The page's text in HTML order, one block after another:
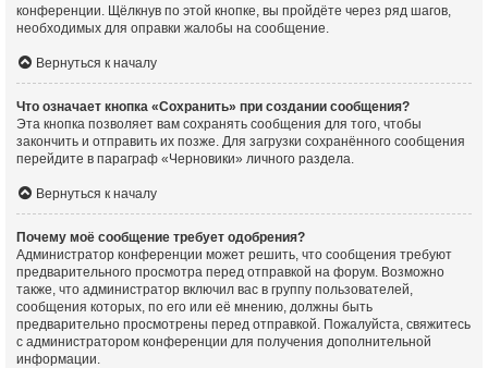
конференции. Щёлкнув по этой кнопке, вы пройдёте через ряд шагов,
необходимых для оправки жалобы на сообщение.
Вернуться к началу
Что означает кнопка «Сохранить» при создании сообщения?
Эта кнопка позволяет вам сохранять сообщения для того, чтобы
закончить и отправить их позже. Для загрузки сохранённого сообщения
перейдите в параграф «Черновики» личного раздела.
Вернуться к началу
Почему моё сообщение требует одобрения?
Администратор конференции может решить, что сообщения требуют
предварительного просмотра перед отправкой на форум. Возможно
также, что администратор включил вас в группу пользователей,
сообщения которых, по его или её мнению, должны быть
предварительно просмотрены перед отправкой. Пожалуйста, свяжитесь
с администратором конференции для получения дополнительной
информации.